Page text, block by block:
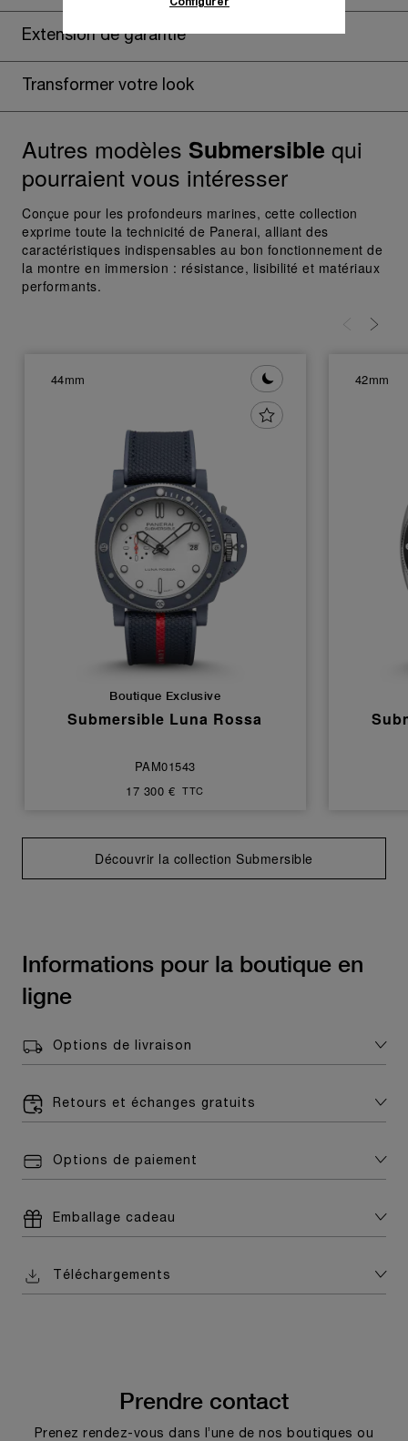
Extension de garantie
Transformer votre look
Autres modèles Submersible qui
pourraient vous intéresser
Conçue pour les profondeurs marines, cette collection
exprime toute la technicité de Panerai, alliant des
caractéristiques indispensables au bon fonctionnement de
la montre en immersion : résistance, lisibilité et matériaux
performants.
44mm
Boutique Exclusive
Submersible Luna Rossa
PAM01543
17 300 € TTC
42mm
Découvrir la collection Submersible
Informations pour la boutique en
ligne
Options de livraison
Retours et échanges gratuits
Options de paiement
Emballage cadeau
Téléchargements
Prendre contact
Prenez rendez-vous dans l’une de nos boutiques ou
donnez votre consentement pour l’utilisation
En cliquant sur « Tout refuser », vous
pour l’utilisation des cookies techniques.